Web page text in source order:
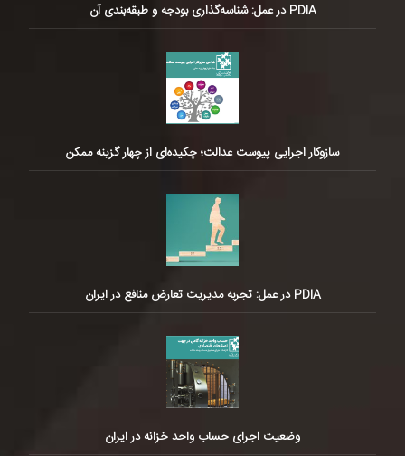
PDIA در عمل: شناسه‌گذاری بودجه و طبقه‌بندی آن
سازوکار اجرایی پیوست عدالت؛ چکیده‌ای از چهار گزینه ممکن
PDIA در عمل: تجربه مدیریت تعارض منافع در ایران
وضعیت اجرای حساب واحد خزانه در ایران